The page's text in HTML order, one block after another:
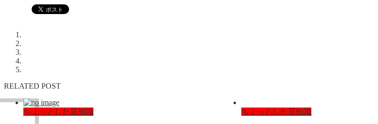
RELATED POST
ちょっとした豆知識 ちょっとした豆知識